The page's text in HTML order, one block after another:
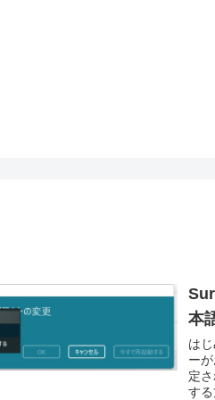
本
は
ー
定
す